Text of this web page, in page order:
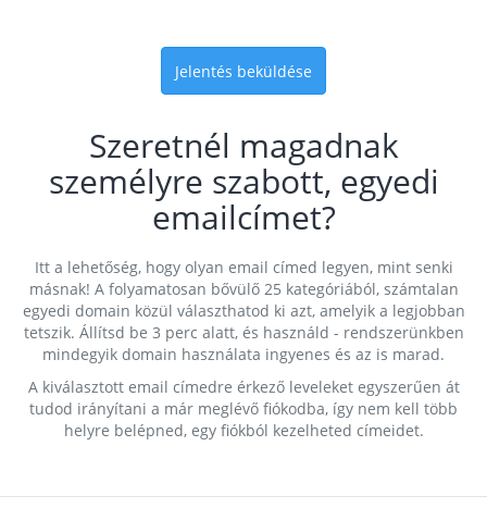
Jelentés beküldése
Szeretnél magadnak
személyre szabott, egyedi
emailcímet?
Itt a lehetőség, hogy olyan email címed legyen, mint senki
másnak! A folyamatosan bővülő 25 kategóriából, számtalan
egyedi domain közül választhatod ki azt, amelyik a legjobban
tetszik. Állítsd be 3 perc alatt, és használd - rendszerünkben
mindegyik domain használata ingyenes és az is marad.
A kiválasztott email címedre érkező leveleket egyszerűen át
tudod irányítani a már meglévő fiókodba, így nem kell több
helyre belépned, egy fiókból kezelheted címeidet.